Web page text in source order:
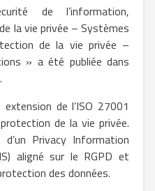
de l’information,
la vie privée – Systèmes
de la vie privée –
» a été publiée dans
de l’ISO 27001
de la vie privée.
d’un Privacy Information
aligné sur le RGPD et
des données.